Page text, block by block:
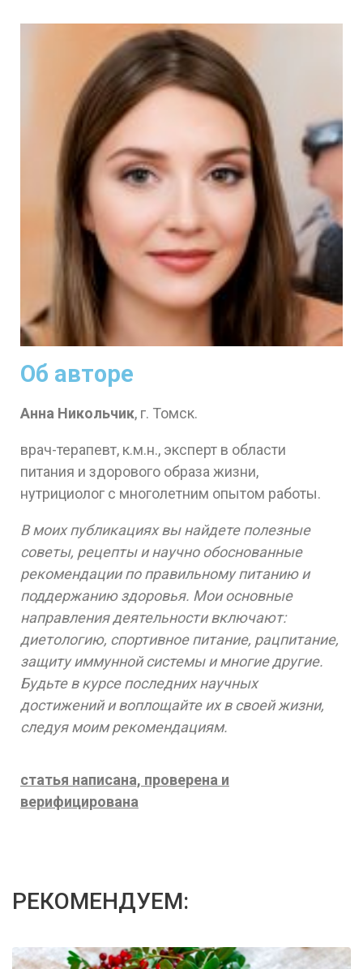
Об авторе
Анна Никольчик, г. Томск.
врач-терапевт, к.м.н., эксперт в области
питания и здорового образа жизни,
нутрициолог с многолетним опытом работы.
В моих публикациях вы найдете полезные
советы, рецепты и научно обоснованные
рекомендации по правильному питанию и
поддержанию здоровья. Мои основные
направления деятельности включают:
диетологию, спортивное питание, рацпитание,
защиту иммунной системы и многие другие.
Будьте в курсе последних научных
достижений и воплощайте их в своей жизни,
следуя моим рекомендациям.
статья написана, проверена и
верифицирована
РЕКОМЕНДУЕМ: